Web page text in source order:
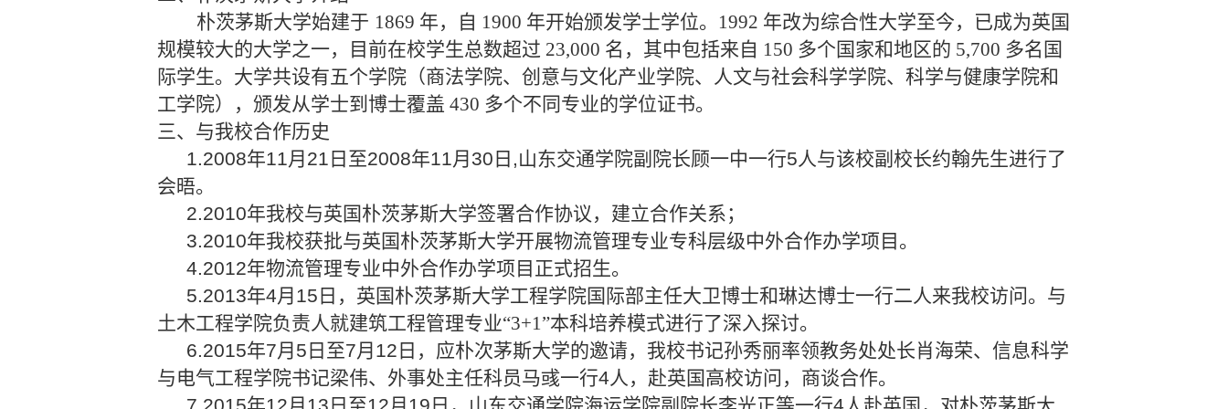
朴茨茅斯大学始建于 1869 年，自 1900 年开始颁发学士学位。1992 年改为综合性大学至今，已成为英国
规模较大的大学之一，目前在校学生总数超过 23,000 名，其中包括来自 150 多个国家和地区的 5,700 多名国
际学生。大学共设有五个学院（商法学院、创意与文化产业学院、人文与社会科学学院、科学与健康学院和
工学院），颁发从学士到博士覆盖 430 多个不同专业的学位证书。
三、与我校合作历史
1.2008年11月21日至2008年11月30日,山东交通学院副院长顾一中一行5人与该校副校长约翰先生进行了
会晤。
2.2010年我校与英国朴茨茅斯大学签署合作协议，建立合作关系；
3.2010年我校获批与英国朴茨茅斯大学开展物流管理专业专科层级中外合作办学项目。
4.2012年物流管理专业中外合作办学项目正式招生。
5.2013年4月15日，英国朴茨茅斯大学工程学院国际部主任大卫博士和琳达博士一行二人来我校访问。与
土木工程学院负责人就建筑工程管理专业“3+1”本科培养模式进行了深入探讨。
6.2015年7月5日至7月12日，应朴次茅斯大学的邀请，我校书记孙秀丽率领教务处处长肖海荣、信息科学
与电气工程学院书记梁伟、外事处主任科员马彧一行4人，赴英国高校访问，商谈合作。